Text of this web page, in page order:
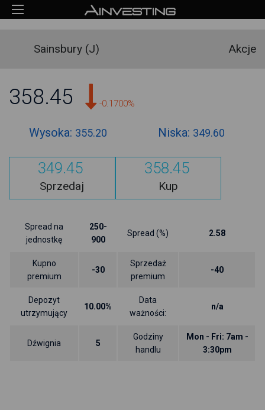
Sainsbury (J) Akcje
358.45 -0.1700%
Wysoka: 355.20 Niska: 349.60
349.45
Sprzedaj
358.45
Kup
Spread na
jednostkę
250-
900
Spread (%) 2.58
Kupno
premium
-30
Sprzedaż
premium
-40
Depozyt
utrzymujący
10.00%
Data
ważności:
n/a
Dźwignia 5
Godziny
handlu
Mon - Fri: 7am -
3:30pm